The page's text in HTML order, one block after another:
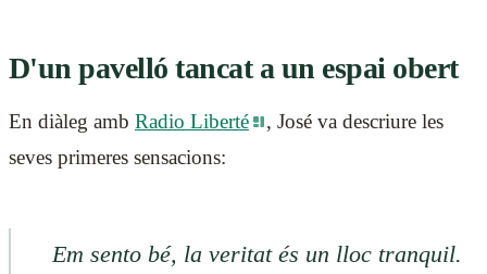
D'un pavelló tancat a un espai obert
En diàleg amb Radio Liberté
, José va descriure les
seves primeres sensacions:
Em sento bé, la veritat és un lloc tranquil.